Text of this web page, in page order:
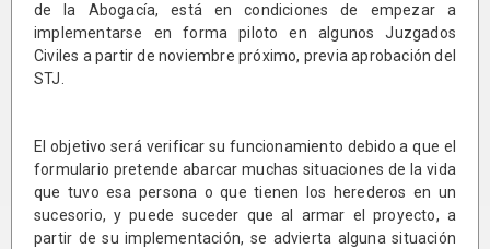
de la Abogacía, está en condiciones de empezar a
implementarse en forma piloto en algunos Juzgados
Civiles a partir de noviembre próximo, previa aprobación del
STJ.
El objetivo será verificar su funcionamiento debido a que el
formulario pretende abarcar muchas situaciones de la vida
que tuvo esa persona o que tienen los herederos en un
sucesorio, y puede suceder que al armar el proyecto, a
partir de su implementación, se advierta alguna situación